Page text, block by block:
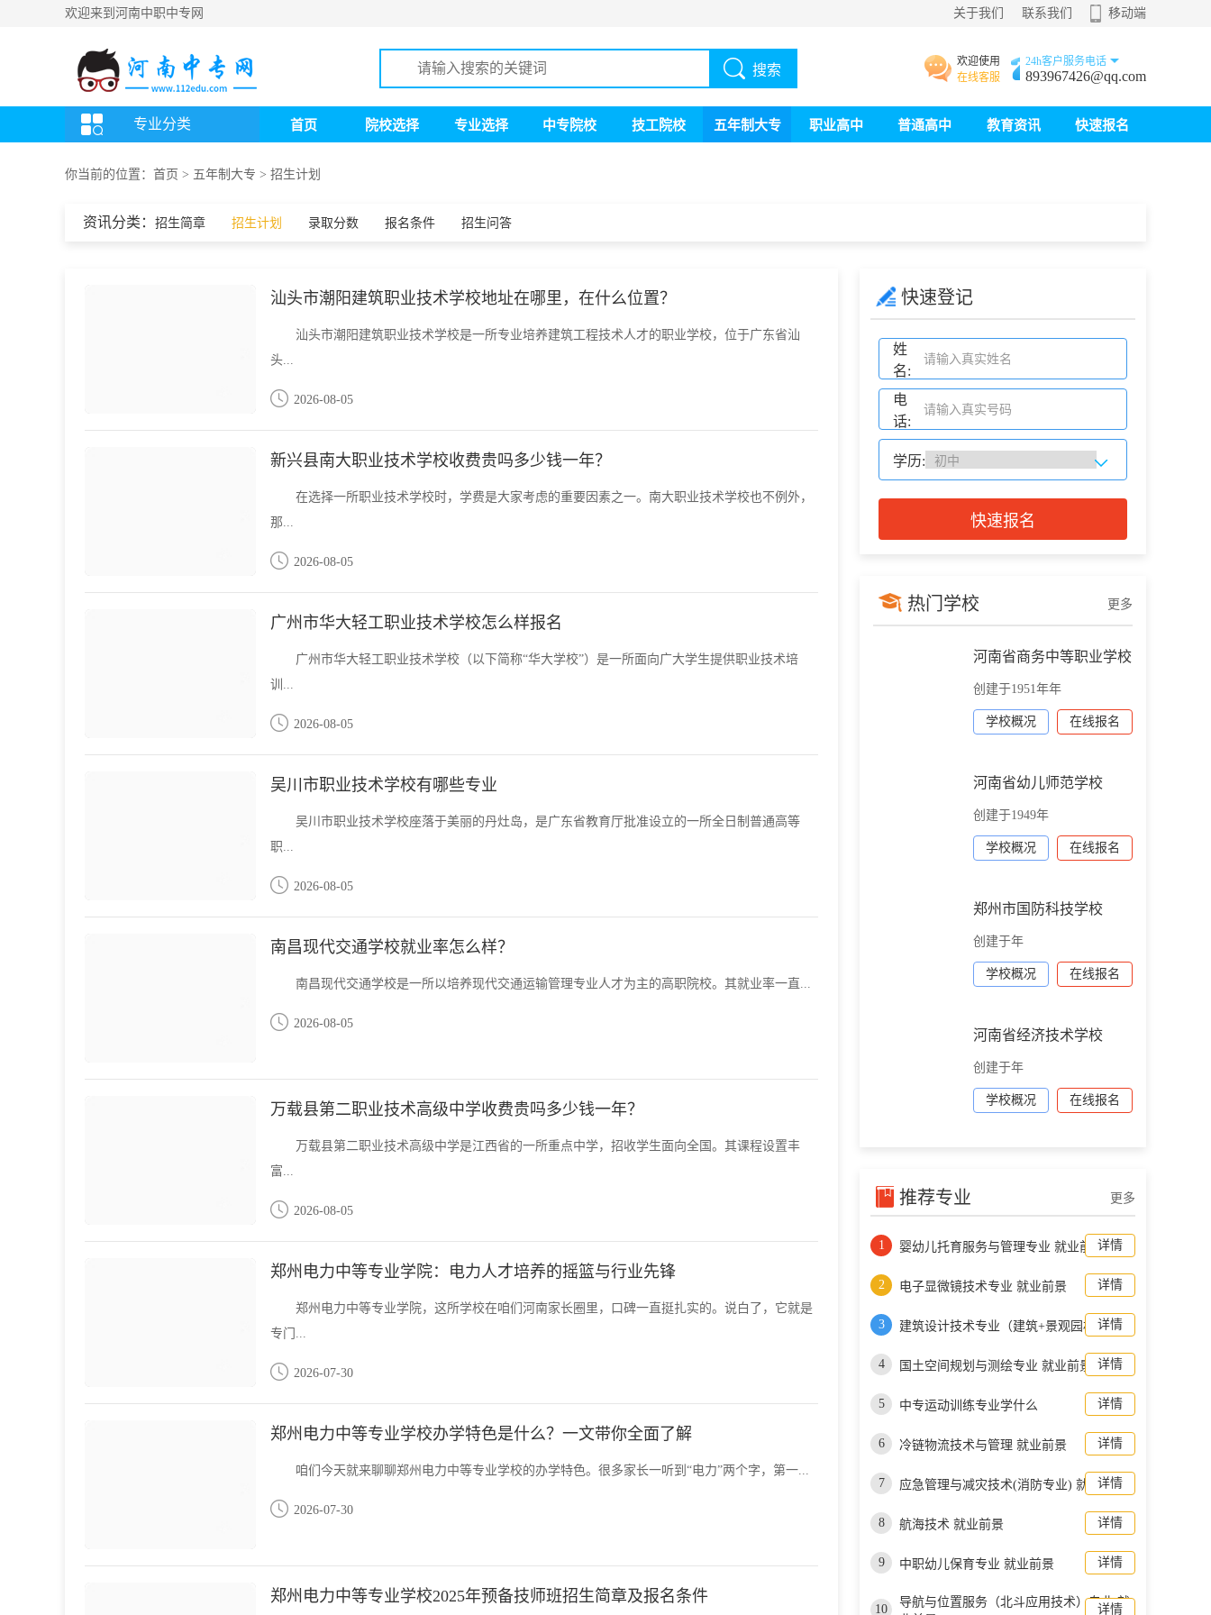
欢迎来到河南中职中专网 关于我们 联系我们 移动端
搜索
欢迎使用
在线客服
24h客户服务电话
893967426@qq.com
专业分类 首页 院校选择 专业选择 中专院校 技工院校 五年制大专 职业高中 普通高中 教育资讯 快速报名
你当前的位置： 首页 > 五年制大专 > 招生计划
资讯分类： 招生简章 招生计划 录取分数 报名条件 招生问答
汕头市潮阳建筑职业技术学校地址在哪里，在什么位置？
汕头市潮阳建筑职业技术学校是一所专业培养建筑工程技术人才的职业学校，位于广东省汕
头...
2026-08-05
新兴县南大职业技术学校收费贵吗多少钱一年？
在选择一所职业技术学校时，学费是大家考虑的重要因素之一。南大职业技术学校也不例外，
那...
2026-08-05
广州市华大轻工职业技术学校怎么样报名
广州市华大轻工职业技术学校（以下简称“华大学校”）是一所面向广大学生提供职业技术培
训...
2026-08-05
吴川市职业技术学校有哪些专业
吴川市职业技术学校座落于美丽的丹灶岛，是广东省教育厅批准设立的一所全日制普通高等
职...
2026-08-05
南昌现代交通学校就业率怎么样？
南昌现代交通学校是一所以培养现代交通运输管理专业人才为主的高职院校。其就业率一直...
2026-08-05
万载县第二职业技术高级中学收费贵吗多少钱一年？
万载县第二职业技术高级中学是江西省的一所重点中学，招收学生面向全国。其课程设置丰
富...
2026-08-05
郑州电力中等专业学院：电力人才培养的摇篮与行业先锋
郑州电力中等专业学院，这所学校在咱们河南家长圈里，口碑一直挺扎实的。说白了，它就是
专门...
2026-07-30
郑州电力中等专业学校办学特色是什么？一文带你全面了解
咱们今天就来聊聊郑州电力中等专业学校的办学特色。很多家长一听到“电力”两个字，第一...
2026-07-30
郑州电力中等专业学校2025年预备技师班招生简章及报名条件
快速登记
姓
名:
电
话:
学历:
快速报名
热门学校 更多
河南省商务中等职业学校
创建于1951年年
学校概况 在线报名
河南省幼儿师范学校
创建于1949年
学校概况 在线报名
郑州市国防科技学校
创建于年
学校概况 在线报名
河南省经济技术学校
创建于年
学校概况 在线报名
推荐专业 更多
1 婴幼儿托育服务与管理专业 就业前景详情
2 电子显微镜技术专业 就业前景 详情
3 建筑设计技术专业（建筑+景观园林）简介
详情
4 国土空间规划与测绘专业 就业前景 详情
5 中专运动训练专业学什么 详情
6 冷链物流技术与管理 就业前景 详情
7 应急管理与减灾技术(消防专业) 就业前景
详情
8 航海技术 就业前景 详情
9 中职幼儿保育专业 就业前景 详情
10
导航与位置服务（北斗应用技术）专业 就
详情